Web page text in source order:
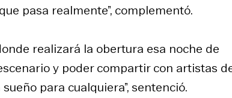
pasa realmente”, complementó.
realizará la obertura esa noche de
y poder compartir con artistas
para cualquiera”, sentenció.